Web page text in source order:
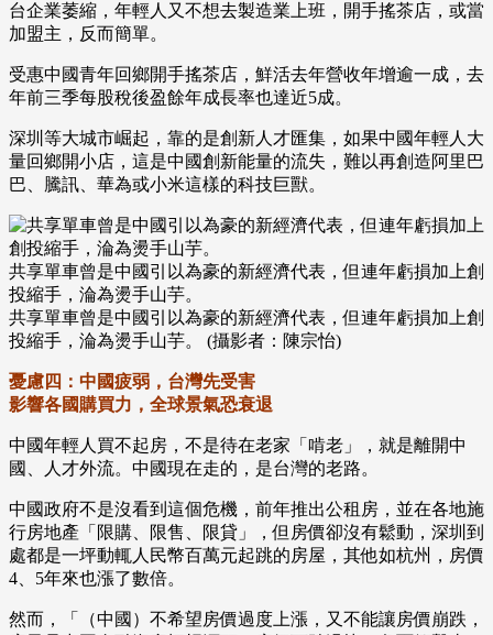
台企業萎縮，年輕人又不想去製造業上班，開手搖茶店，或當
加盟主，反而簡單。
受惠中國青年回鄉開手搖茶店，鮮活去年營收年增逾一成，去
年前三季每股稅後盈餘年成長率也達近5成。
深圳等大城市崛起，靠的是創新人才匯集，如果中國年輕人大
量回鄉開小店，這是中國創新能量的流失，難以再創造阿里巴
巴、騰訊、華為或小米這樣的科技巨獸。
共享單車曾是中國引以為豪的新經濟代表，但連年虧損加上創
投縮手，淪為燙手山芋。
共享單車曾是中國引以為豪的新經濟代表，但連年虧損加上創
投縮手，淪為燙手山芋。 (攝影者：陳宗怡)
憂慮四：中國疲弱，台灣先受害
影響各國購買力，全球景氣恐衰退
中國年輕人買不起房，不是待在老家「啃老」，就是離開中
國、人才外流。中國現在走的，是台灣的老路。
中國政府不是沒看到這個危機，前年推出公租房，並在各地施
行房地產「限購、限售、限貸」，但房價卻沒有鬆動，深圳到
處都是一坪動輒人民幣百萬元起跳的房屋，其他如杭州，房價
4、5年來也漲了數倍。
然而，「（中國）不希望房價過度上漲，又不能讓房價崩跌，